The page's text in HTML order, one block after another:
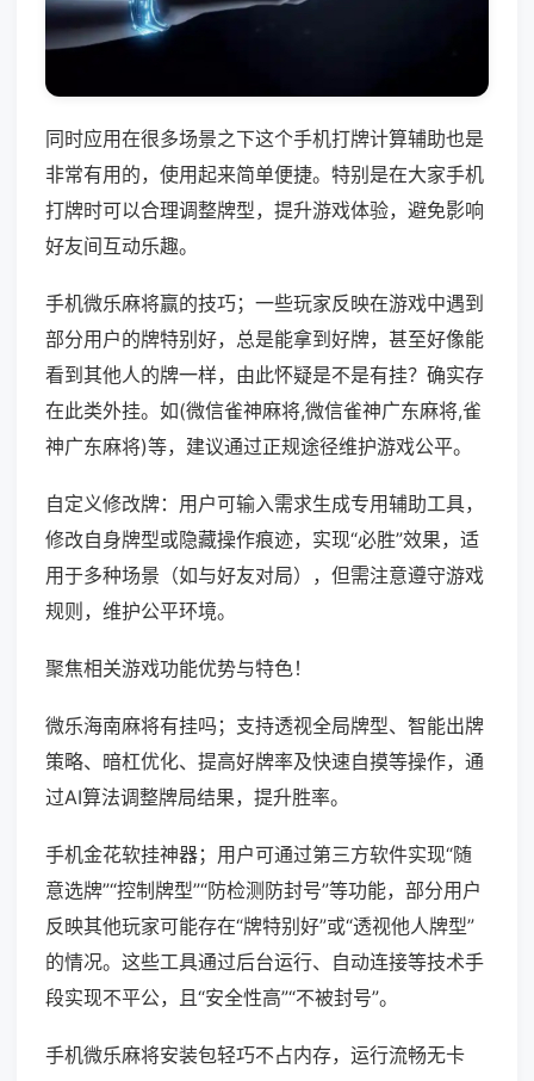
同时应用在很多场景之下这个手机打牌计算辅助也是
非常有用的，使用起来简单便捷。特别是在大家手机
打牌时可以合理调整牌型，提升游戏体验，避免影响
好友间互动乐趣。
手机微乐麻将赢的技巧；一些玩家反映在游戏中遇到
部分用户的牌特别好，总是能拿到好牌，甚至好像能
看到其他人的牌一样，由此怀疑是不是有挂？确实存
在此类外挂。如(微信雀神麻将,微信雀神广东麻将,雀
神广东麻将)等，建议通过正规途径维护游戏公平。
自定义修改牌：用户可输入需求生成专用辅助工具，
修改自身牌型或隐藏操作痕迹，实现“必胜”效果，适
用于多种场景（如与好友对局），但需注意遵守游戏
规则，维护公平环境。
聚焦相关游戏功能优势与特色！
微乐海南麻将有挂吗；支持透视全局牌型、智能出牌
策略、暗杠优化、提高好牌率及快速自摸等操作，通
过AI算法调整牌局结果，提升胜率。
手机金花软挂神器；用户可通过第三方软件实现“随
意选牌”“控制牌型”“防检测防封号”等功能，部分用户
反映其他玩家可能存在“牌特别好”或“透视他人牌型”
的情况。这些工具通过后台运行、自动连接等技术手
段实现不平公，且“安全性高”“不被封号”。
手机微乐麻将安装包轻巧不占内存，运行流畅无卡